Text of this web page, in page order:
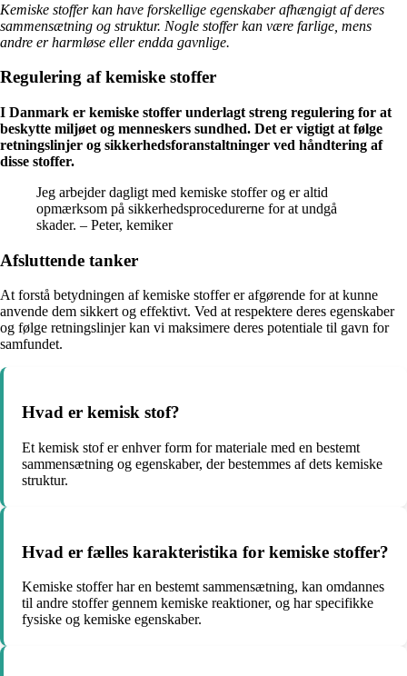
Kemiske stoffer kan have forskellige egenskaber afhængigt af deres
sammensætning og struktur. Nogle stoffer kan være farlige, mens
andre er harmløse eller endda gavnlige.
Regulering af kemiske stoffer
I Danmark er kemiske stoffer underlagt streng regulering for at
beskytte miljøet og menneskers sundhed. Det er vigtigt at følge
retningslinjer og sikkerhedsforanstaltninger ved håndtering af
disse stoffer.
Jeg arbejder dagligt med kemiske stoffer og er altid
opmærksom på sikkerhedsprocedurerne for at undgå
skader. – Peter, kemiker
Afsluttende tanker
At forstå betydningen af kemiske stoffer er afgørende for at kunne
anvende dem sikkert og effektivt. Ved at respektere deres egenskaber
og følge retningslinjer kan vi maksimere deres potentiale til gavn for
samfundet.
Hvad er kemisk stof?
Et kemisk stof er enhver form for materiale med en bestemt
sammensætning og egenskaber, der bestemmes af dets kemiske
struktur.
Hvad er fælles karakteristika for kemiske stoffer?
Kemiske stoffer har en bestemt sammensætning, kan omdannes
til andre stoffer gennem kemiske reaktioner, og har specifikke
fysiske og kemiske egenskaber.